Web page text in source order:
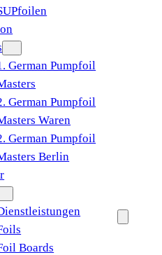
German Pumpfoil
German Pumpfoil
Waren
German Pumpfoil
Berlin
Boards